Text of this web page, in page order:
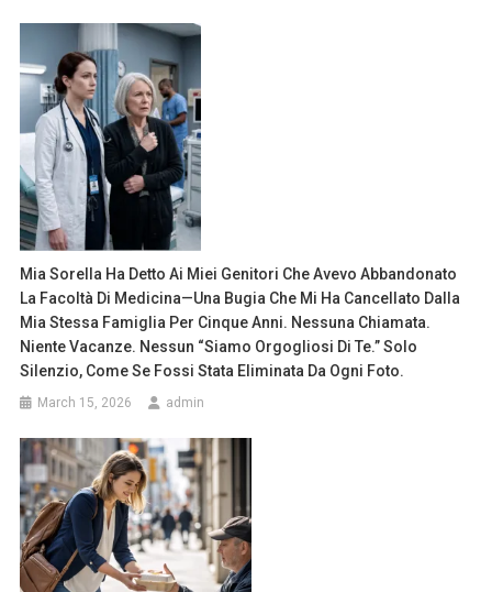
Mia Sorella Ha Detto Ai Miei Genitori Che Avevo Abbandonato
La Facoltà Di Medicina—Una Bugia Che Mi Ha Cancellato Dalla
Mia Stessa Famiglia Per Cinque Anni. Nessuna Chiamata.
Niente Vacanze. Nessun “siamo Orgogliosi Di Te.” Solo
Silenzio, Come Se Fossi Stata Eliminata Da Ogni Foto.
March 15, 2026 admin